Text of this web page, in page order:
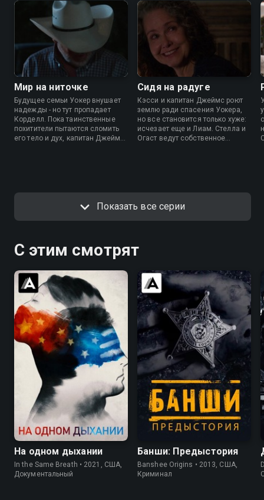
Мир на ниточке
Будущее семьи Уокер внушает
надежды - но тут пропадает
Корделл. Пока таинственные
похитители пытаются сломить
его тело и дух, капитан Джеймс,
Сидя на радуге
Кэсси и капитан Джеймс роют
землю ради спасения Уокера,
но все становится только хуже:
исчезает еще и Лиам. Стелла и
Огаст ведут собственное
Показать все серии
С этим смотрят
7.2 7.5
На одном дыхании
In the Same Breath • 2021, США,
Документальный
7.9 8.5
Банши: Предыстория
Banshee Origins • 2013, США,
Криминал